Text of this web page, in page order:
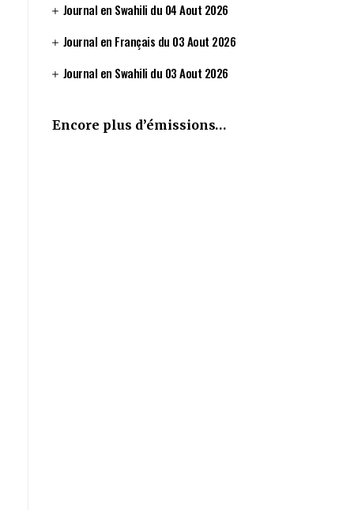
Journal en Swahili du 04 Aout 2026
Journal en Français du 03 Aout 2026
Journal en Swahili du 03 Aout 2026
Encore plus d’émissions…